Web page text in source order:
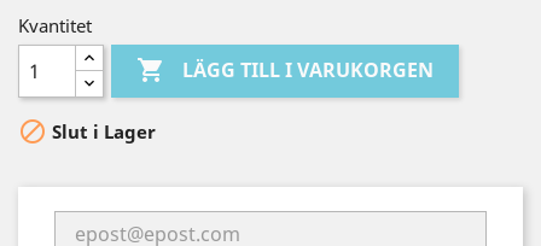
Kvantitet
 LÄGG TILL I VARUKORGEN
 Slut i Lager